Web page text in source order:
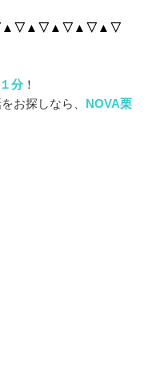
分！
お探しなら、 NOVA栗